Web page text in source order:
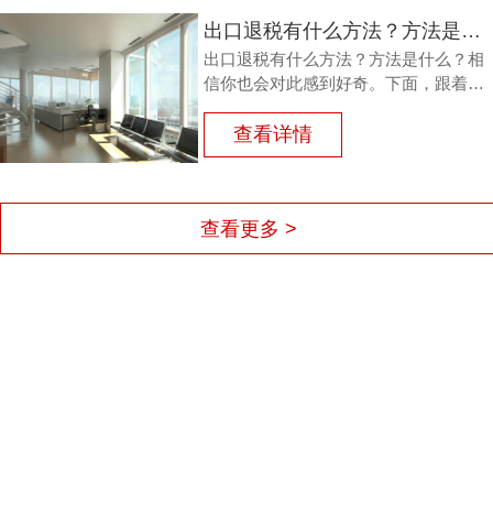
出口退税有什么方法？方法是什么？
出口退税有什么方法？方法是什么？相
信你也会对此感到好奇。下面，跟着广
查看详情
查看更多 >